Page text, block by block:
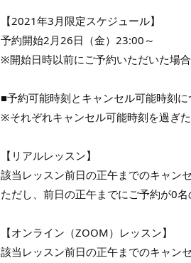
【2021年3月限定スケジュール】
予約開始2月26日（金）23:00～
※開始日時以前にご予約いただいた場
■予約可能時刻とキャンセル可能時刻
※それぞれキャンセル可能時刻を過ぎ
【リアルレッスン】
該当レッスン前日の正午までのキャン
ただし、前日の正午までにご予約が0
【オンライン（ZOOM）レッスン】
該当レッスン前日の正午までのキャン